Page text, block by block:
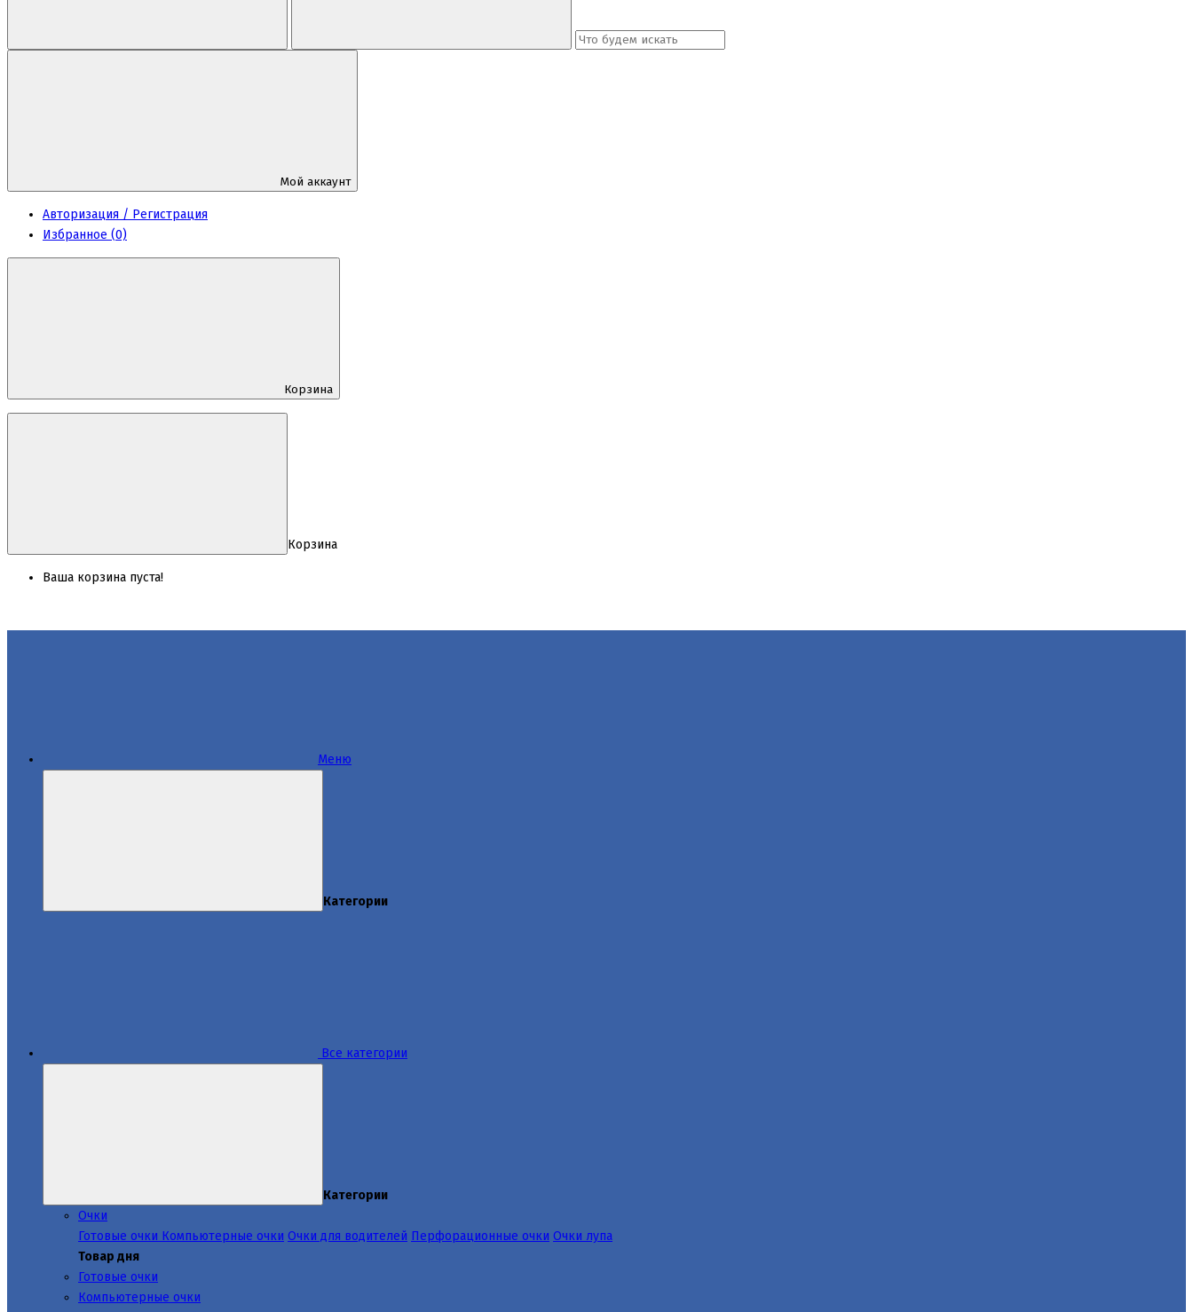
Мой аккаунт
Авторизация / Регистрация
Избранное (0)
Корзина
Корзина
Ваша корзина пуста!
Меню
Категории
Все категории
Категории
Очки
Готовые очки Компьютерные очки Очки для водителей Перфорационные очки Очки лупа
Товар дня
Готовые очки
Компьютерные очки